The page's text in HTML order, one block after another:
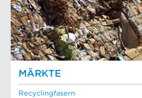
MÄRKTE
Recyclingfasern